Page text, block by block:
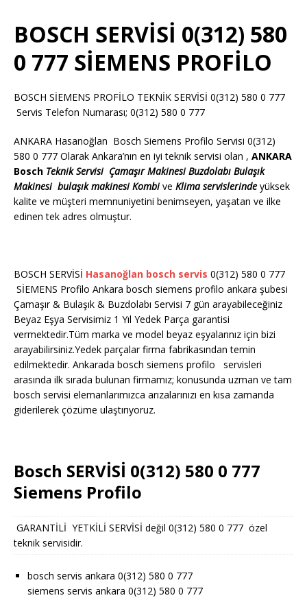
BOSCH SERVİSİ 0(312) 580
0 777 SİEMENS PROFİLO
BOSCH SİEMENS PROFİLO TEKNİK SERVİSİ 0(312) 580 0 777
Servis Telefon Numarası; 0(312) 580 0 777
ANKARA Hasanoğlan Bosch Siemens Profilo Servisi 0(312)
580 0 777 Olarak Ankara’nın en iyi teknik servisi olan , ANKARA
Bosch Teknik Servisi Çamaşır MakinesiBuzdolabı Bulaşık
Makinesi bulaşık makinesiKombive Klima servislerinde yüksek
kalite ve müşteri memnuniyetini benimseyen, yaşatan ve ilke
edinen tek adres olmuştur.
BOSCH SERVİSİ Hasanoğlan bosch servis 0(312) 580 0 777
SİEMENS Profilo Ankara bosch siemens profilo ankara şubesi
Çamaşır & Bulaşık & Buzdolabı Servisi 7 gün arayabileceğiniz
Beyaz Eşya Servisimiz 1 Yıl Yedek Parça garantisi
vermektedir.Tüm marka ve model beyaz eşyalarınız için bizi
arayabilirsiniz.Yedek parçalar firma fabrikasından temin
edilmektedir. Ankarada bosch siemens profilo servisleri
arasında ilk sırada bulunan firmamız; konusunda uzman ve tam
bosch servisi elemanlarımızca arızalarınızı en kısa zamanda
giderilerek çözüme ulaştırıyoruz.
Bosch SERVİSİ 0(312) 580 0 777
Siemens Profilo
GARANTİLİ YETKİLİ SERVİSİ değil 0(312) 580 0 777 özel
teknik servisidir.
bosch servis ankara 0(312) 580 0 777
siemens servis ankara 0(312) 580 0 777